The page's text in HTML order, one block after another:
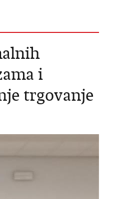
i
trgovanje